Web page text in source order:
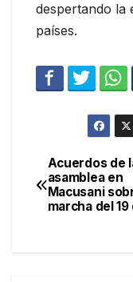
despertando la
países.
de
Acuerdos de
asamblea en
Macusani
marcha del